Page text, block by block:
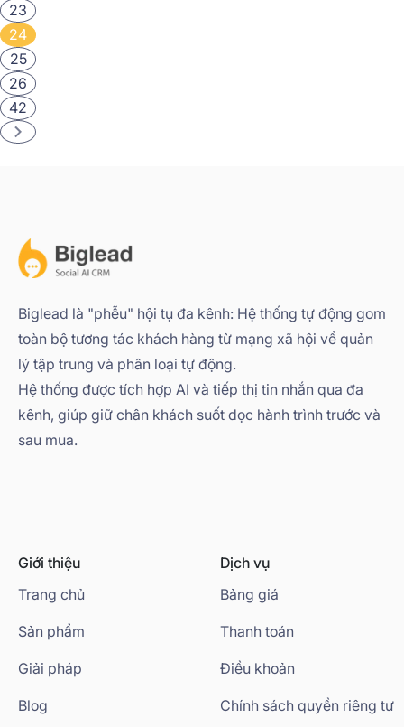
23
24
25
26
42
Biglead là "phễu" hội tụ đa kênh: Hệ thống tự động gom
toàn bộ tương tác khách hàng từ mạng xã hội về quản
lý tập trung và phân loại tự động.
Hệ thống được tích hợp AI và tiếp thị tin nhắn qua đa
kênh, giúp giữ chân khách suốt dọc hành trình trước và
sau mua.
Giới thiệu
Trang chủ
Sản phẩm
Giải pháp
Blog
Dịch vụ
Bảng giá
Thanh toán
Điều khoản
Chính sách quyền riêng tư